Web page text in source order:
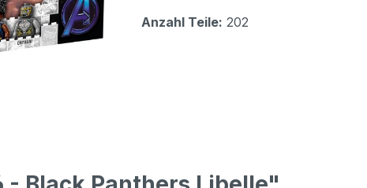
Anzahl Teile: 202